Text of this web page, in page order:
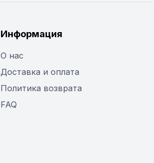
Информация
О нас
Доставка и оплата
Политика возврата
FAQ